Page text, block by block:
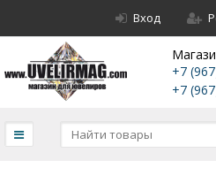
Вход
+7
+7